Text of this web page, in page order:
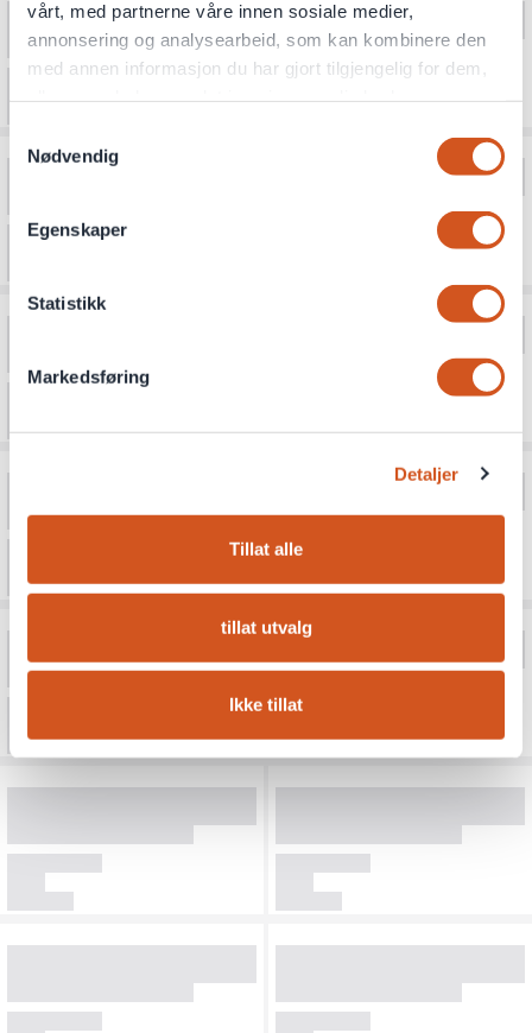
vårt, med partnerne våre innen sosiale medier,
annonsering og analysearbeid, som kan kombinere den
med annen informasjon du har gjort tilgjengelig for dem,
Nødvendig
Egenskaper
Statistikk
Markedsføring
Detaljer
Tillat alle
tillat utvalg
Ikke tillat